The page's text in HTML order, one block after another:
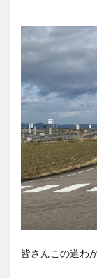
皆さんこの道わ